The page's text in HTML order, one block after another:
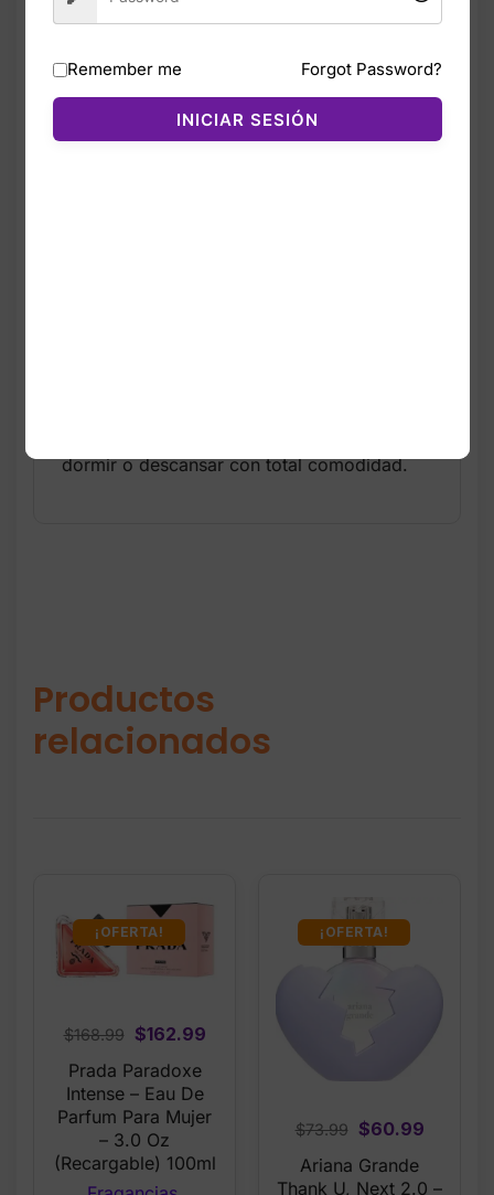
Descripción
El SoSoft™ Modal Short Pajama Set de
Victoria’s Secret es uno de los conjuntos
dormir o descansar con total comodidad.
Productos
relacionados
¡OFERTA!
$168.99
Original
price
was:
$168.99.
$162.99Current
$162.99.
Prada Paradoxe
Intense – Eau De
Parfum Para Mujer
– 3.0 Oz
(Recargable) 100ml
¡OFERTA!
$73.99
Original
price
was:
$60.99Current
is:
Ariana Grande
Thank U, Next 2.0 –
Remember me Forgot Password?
INICIAR SESIÓN